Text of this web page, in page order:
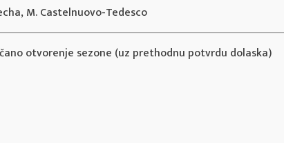
M. Castelnuovo-Tedesco
otvorenje sezone (uz prethodnu potvrdu dolaska)